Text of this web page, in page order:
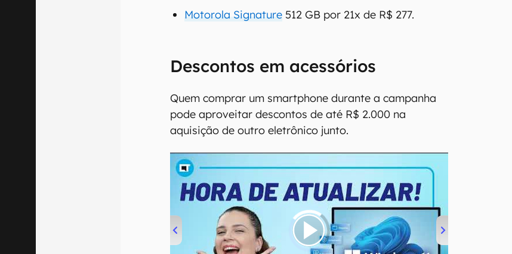
Motorola Signature 512 GB por 21x de R$ 277.
Descontos em acessórios
Quem comprar um smartphone durante a campanha
pode aproveitar descontos de até R$ 2.000 na
aquisição de outro eletrônico junto.